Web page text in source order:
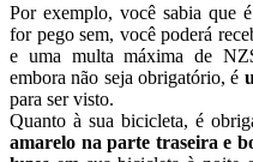
Por exemplo, você sabia que
for pego sem, você poderá
e uma multa máxima de
embora não seja obrigatório, é
para ser visto.
Quanto à sua bicicleta, é
amarelo na parte traseira e